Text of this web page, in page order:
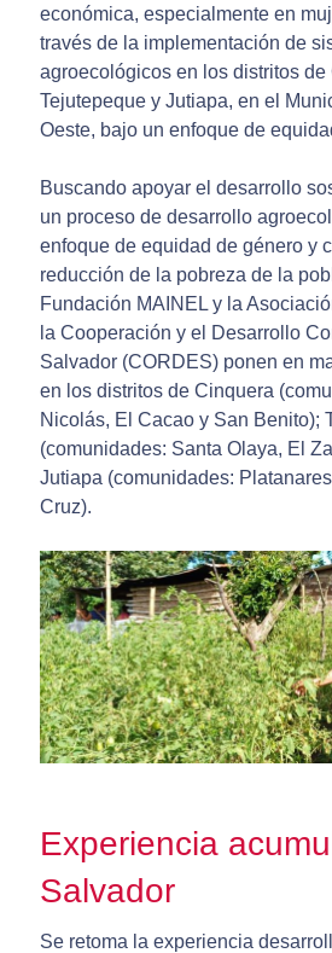
económica, especialmente en
través de la implementación de
agroecológicos en los distritos de
Tejutepeque y Jutiapa, en el
Oeste, bajo un enfoque de
Buscando apoyar el desarrollo
un proceso de desarrollo
enfoque de equidad de género y
reducción de la pobreza de la
Fundación MAINEL y la
la Cooperación y el Desarrollo
Salvador (CORDES) ponen en
en los distritos de Cinquera
Nicolás, El Cacao y San Benito);
(comunidades: Santa Olaya, El
Jutiapa (comunidades:
Cruz).
Experiencia
Salvador
Se retoma la experiencia